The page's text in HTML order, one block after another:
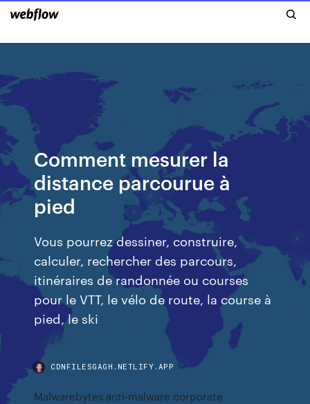
Comment mesurer la
distance parcourue à
pied
Vous pourrez dessiner, construire,
calculer, rechercher des parcours,
itinéraires de randonnée ou courses
pour le VTT, le vélo de route, la course à
pied, le ski
CDNFILESGAGH.NETLIFY.APP
Malwarebytes anti-malware corporate